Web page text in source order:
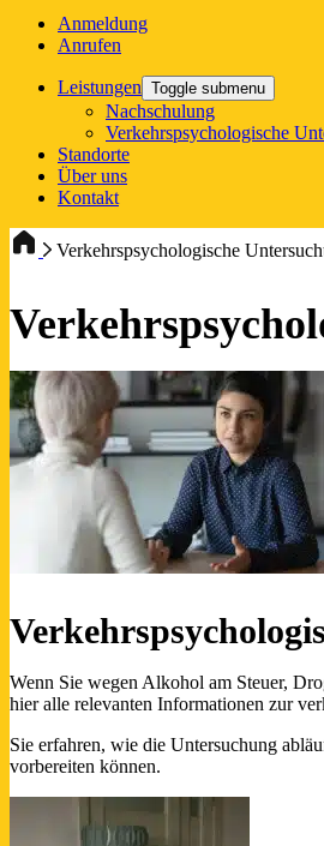
Anmeldung
Anrufen
Leistungen Toggle submenu
Nachschulung
Verkehrspsychologische
Standorte
Über uns
Kontakt
Verkehrspsychologische
Wenn Sie wegen Alkohol am Steuer,
hier alle relevanten Informationen zur
Sie erfahren, wie die Untersuchung
vorbereiten können.